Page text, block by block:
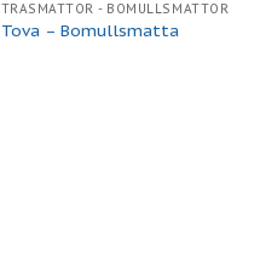
TRASMATTOR - BOMULLSMATTOR
Tova – Bomullsmatta